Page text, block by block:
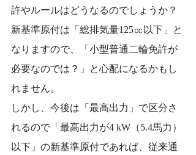
許やルールはどうなるのでしょうか？
新基準原付は「総排気量125㏄以下」と
なりますので、「小型普通二輪免許が
必要なのでは？」と心配になるかもし
れません。
しかし、今後は「最高出力」で区分さ
れるので「最高出力が4 kW（5.4馬力）
以下」の新基準原付であれば、従来通